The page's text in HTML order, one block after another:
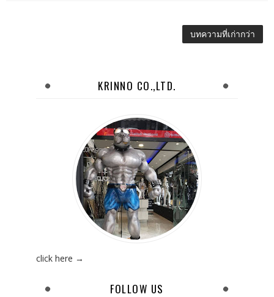
บทความที่เก่ากว่า
KRINNO CO.,LTD.
click here →
FOLLOW US